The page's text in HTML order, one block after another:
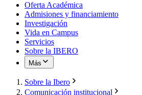
Oferta Académica
Admisiones y financiamiento
Investigación
Vida en Campus
Servicios
Sobre la IBERO
Más
Sobre la Ibero
Comunicación institucional